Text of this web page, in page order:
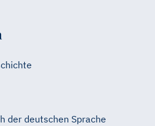
der deutschen Sprache